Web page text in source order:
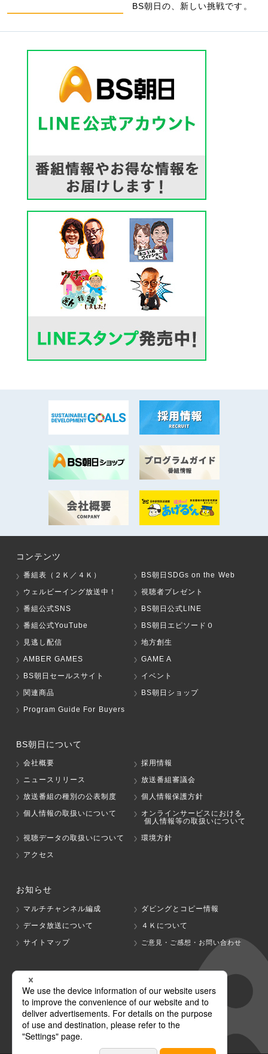
BS朝日の、新しい挑戦です。
コンテンツ
番組表（２Ｋ／４Ｋ）
BS朝日SDGs on the Web
ウェルビーイング放送中！
視聴者プレゼント
番組公式SNS
BS朝日公式LINE
番組公式YouTube
BS朝日エピソード０
見逃し配信
地方創生
AMBER GAMES
GAME A
BS朝日セールスサイト
イベント
関連商品
BS朝日ショップ
Program Guide For Buyers
BS朝日について
会社概要
採用情報
ニュースリリース
放送番組審議会
放送番組の種別の公表制度
個人情報保護方針
個人情報の取扱いについて
オンラインサービスにおける
個人情報等の取扱いについて
視聴データの取扱いについて
環境方針
アクセス
お知らせ
マルチチャンネル編成
ダビングとコピー情報
データ放送について
４Ｋについて
サイトマップ
ご意見・ご感想・お問い合わせ
グループ会社
テレビ朝日 テレ朝チャンネル